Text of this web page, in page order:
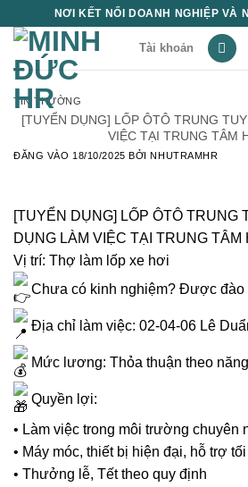
qua
dung
NƠI KẾT NỐI DOANH NGHIỆP VÀ
Tài khoản
TIN THƯỜNG
[TUYỂN DỤNG] LỐP ÔTÔ TRUNG
VIỆC TẠI TRUNG TÂM
ĐĂNG VÀO 18/10/2025 BỞINHUTRAMHR
[TUYỂN DỤNG] LỐP ÔTÔ TRUNG
DỤNG LÀM VIỆC TẠI TRUNG TÂM
Vị trí: Thợ làm lốp xe hơi
Chưa có kinh nghiệm? Được đào
Địa chỉ làm việc: 02-04-06 Lê
Mức lương: Thỏa thuận theo
Quyền lợi:
• Làm việc trong môi trường chuyên
• Máy móc, thiết bị hiện đại, hỗ trợ
• Thưởng lễ, Tết theo quy định